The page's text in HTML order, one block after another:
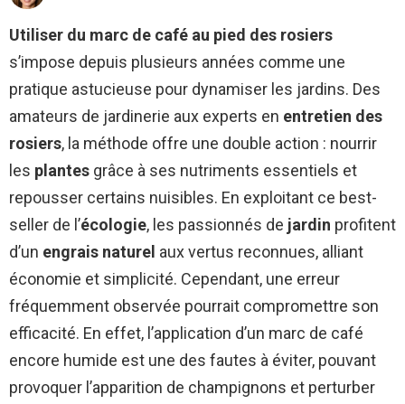
Utiliser du marc de café au pied des rosiers
s’impose depuis plusieurs années comme une
pratique astucieuse pour dynamiser les jardins. Des
amateurs de jardinerie aux experts en entretien des
rosiers, la méthode offre une double action : nourrir
les plantes grâce à ses nutriments essentiels et
repousser certains nuisibles. En exploitant ce best-
seller de l’écologie, les passionnés de jardin profitent
d’un engrais naturel aux vertus reconnues, alliant
économie et simplicité. Cependant, une erreur
fréquemment observée pourrait compromettre son
efficacité. En effet, l’application d’un marc de café
encore humide est une des fautes à éviter, pouvant
provoquer l’apparition de champignons et perturber